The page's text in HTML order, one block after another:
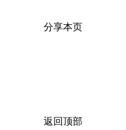
分享本页
返回顶部